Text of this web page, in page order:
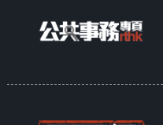
impacts,
event.
limited refuge
and highlights